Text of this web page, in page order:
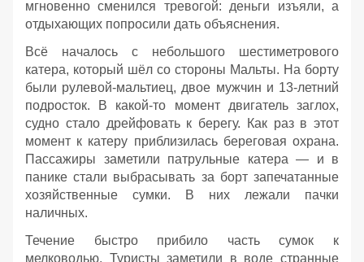
мгновенно сменился тревогой: деньги изъяли, а
отдыхающих попросили дать объяснения.
Всё началось с небольшого шестиметрового
катера, который шёл со стороны Мальты. На борту
были рулевой‑мальтиец, двое мужчин и 13‑летний
подросток. В какой‑то момент двигатель заглох,
судно стало дрейфовать к берегу. Как раз в этот
момент к катеру приблизилась береговая охрана.
Пассажиры заметили патрульные катера — и в
панике стали выбрасывать за борт запечатанные
хозяйственные сумки. В них лежали пачки
наличных.
Течение быстро прибило часть сумок к
мелководью. Туристы заметили в воде странные